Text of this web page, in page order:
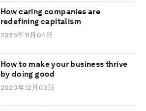
How caring companies are
redefining capitalism
2025年11月04日
How to make your business thrive
by doing good
2020年12月03日